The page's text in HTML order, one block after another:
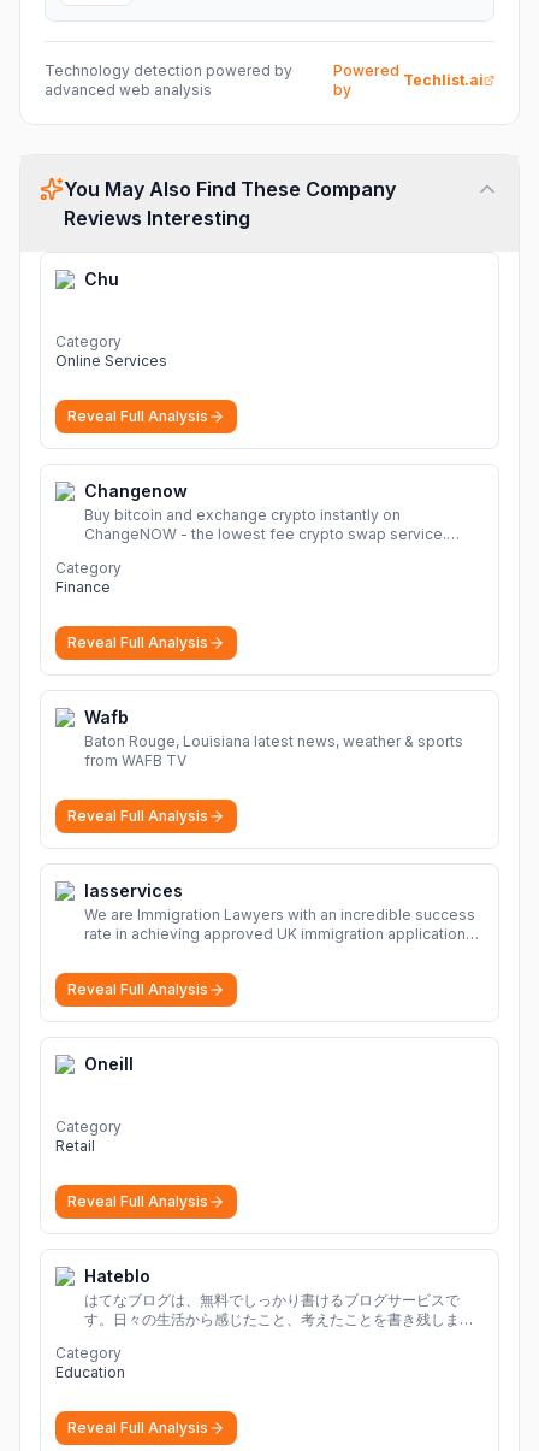
Technology detection powered by
advanced web analysis
Powered
by
Techlist.ai
You May Also Find These Company
Reviews Interesting
Chu
Category
Online Services
Reveal Full Analysis
Changenow
Buy bitcoin and exchange crypto instantly on
ChangeNOW - the lowest fee crypto swap service.
wide range of supported cryptocurrencies.
Category
Finance
Reveal Full Analysis
Wafb
Baton Rouge, Louisiana latest news, weather & sports
from WAFB TV
Reveal Full Analysis
Iasservices
We are Immigration Lawyers with an incredible success
rate in achieving approved UK immigration applications.
Reveal Full Analysis
Oneill
Category
Retail
Reveal Full Analysis
Hateblo
はてなブログは、無料でしっかり書けるブログサービスで
す。日々の生活から感じたこと、考えたことを書き残しまし
Category
Education
Reveal Full Analysis